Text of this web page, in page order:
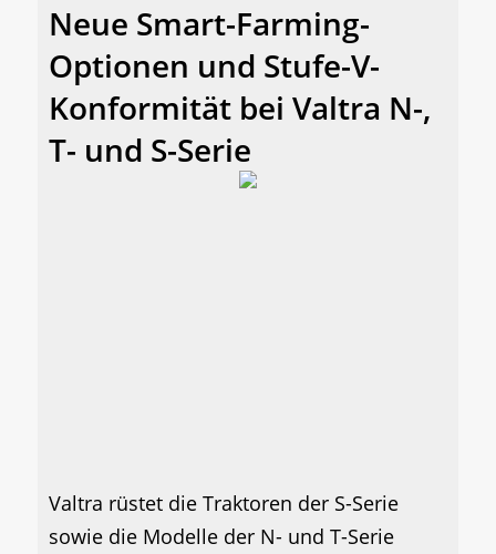
Neue Smart-Farming-
Optionen und Stufe-V-
Konformität bei Valtra N-,
T- und S-Serie
Valtra rüstet die Traktoren der S-Serie
sowie die Modelle der N- und T-Serie